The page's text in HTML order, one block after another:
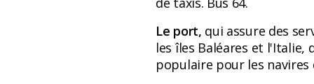
Le port, qui assure des
les îles Baléares et
populaire pour les navires